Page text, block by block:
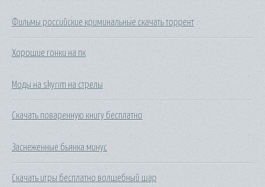
Фильмы российские криминальные скачать торрент
Хорошие гонки на пк
Моды на skyrim на стрелы
Скачать поваренную книгу бесплатно
Заснеженные бьянка минус
Скачать игры бесплатно волшебный шар